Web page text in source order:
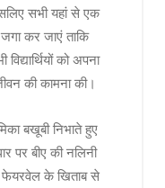
सभी यहां से एक
कर जाएं ताकि
को अपना
की कामना की।
बखूबी निभाते हुए
पर बीए की नलिनी
फेयरवेल के खिताब से